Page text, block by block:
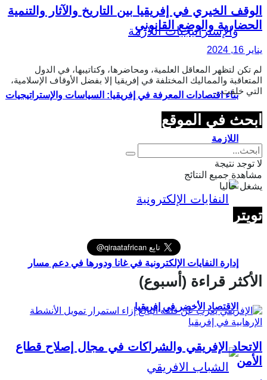
بناء اقتصادات المعرفة في إفريقيا: السياسات والإستراتيجيات
اللازمة
إدارة النفايات الإلكترونية في غانا ودورها في دعم مسار
الاقتصاد الأخضر في إفريقيا
الوقف الخيري في إفريقيا بين التاريخ والآثار والتنمية
الحضارية والوضع القانوني
يناير 16, 2024
لم تكن لتظهر المعاقل العلمية، ومحاضرها، وكتاتيبها، في الدول
المتعاقبة والمماليك المختلفة في إفريقيا إلا بفضل الأوقاف الإسلامية،
التي خلقت...
ابحث في الموقع
لا توجد نتيجة
مشاهدة جميع النتائج
يشغل حاليا
تويتر
الأكثر قراءة (أسبوع)
الاتحاد الإفريقي والشراكات في مجال إصلاح قطاع
الأمن